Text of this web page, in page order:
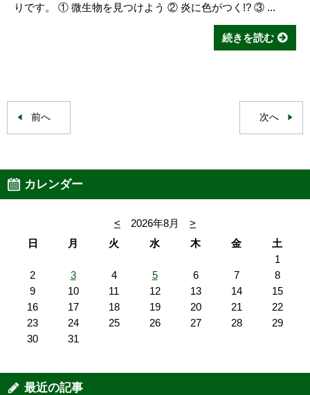
りです。 ① 微生物を見つけよう ② 炎に色がつく!? ③ ...
続きを読む
前へ 次へ
カレンダー
< 2026年8月
>
日
月 火 水 木 金
土
1
2
3 4 5 6 7
8
9
10 11 12 13 14
15
16
17 18 19 20 21
22
23
24 25 26 27 28
29
30
31
最近の記事